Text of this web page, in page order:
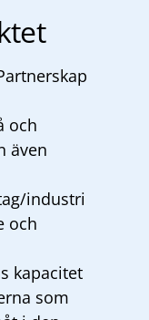
och
även
industri
och
kapacitet
som